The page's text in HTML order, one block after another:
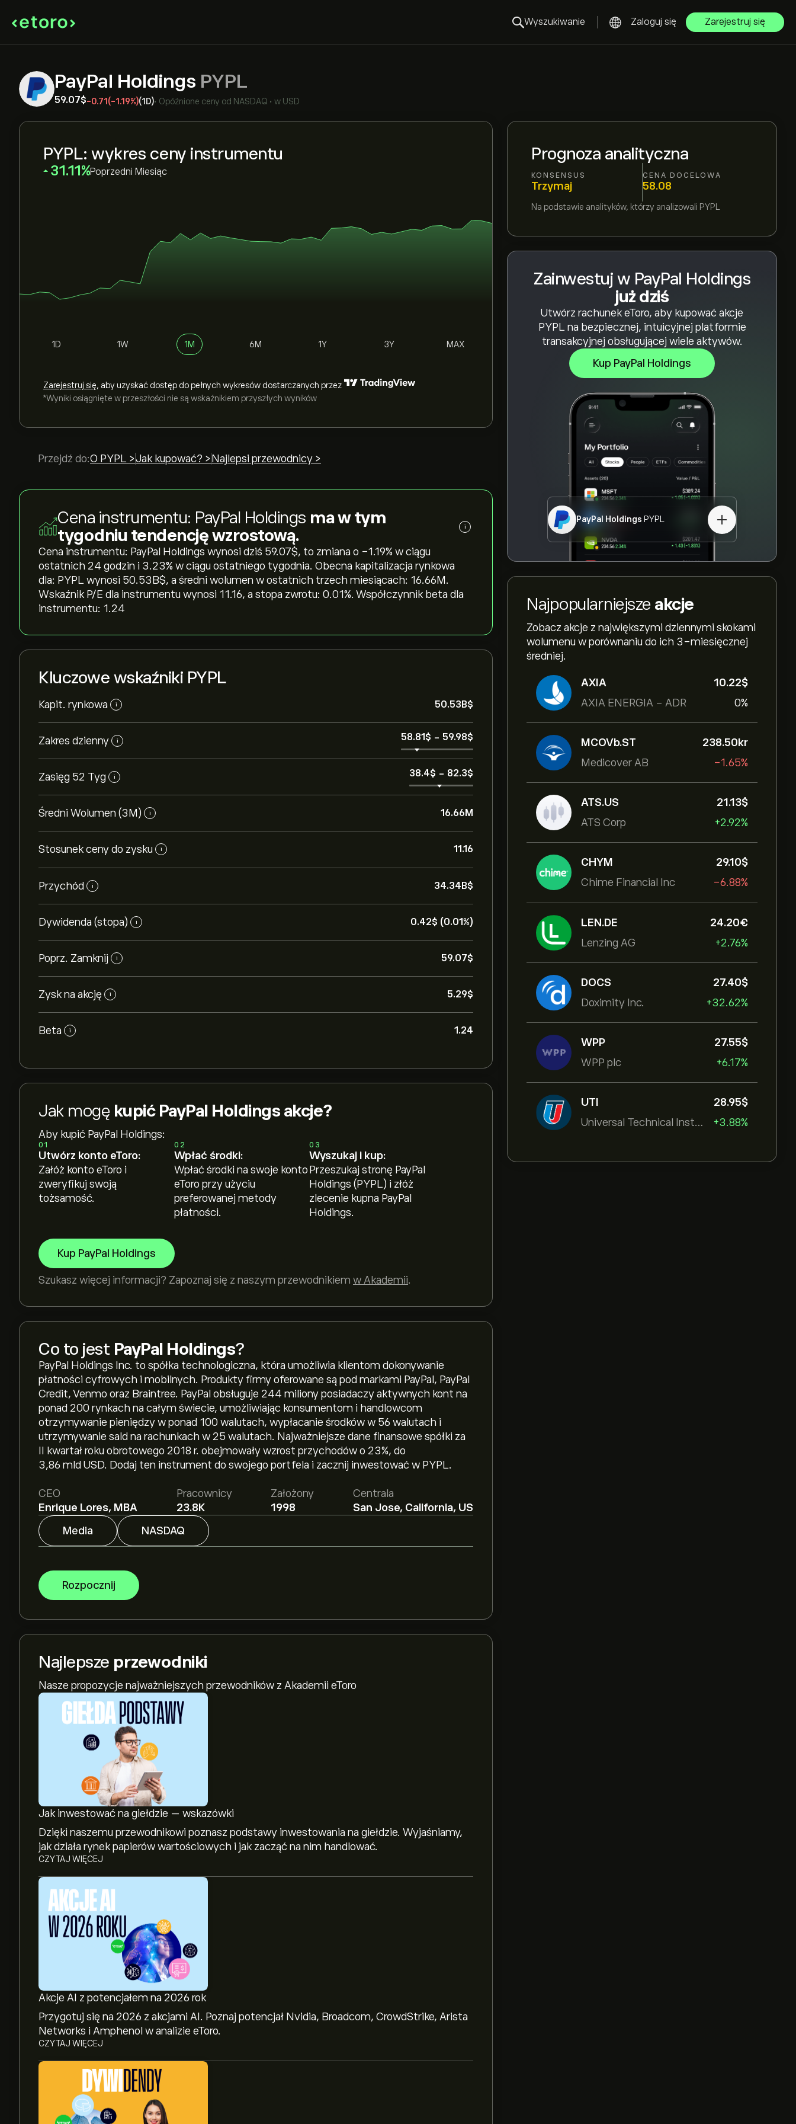
Wyszukiwanie Zaloguj się Zarejestruj się
PayPal Holdings PYPL
59.07‎$‎-0.71 (-1.19%)(1D)• Opóźnione ceny od NASDAQ • w USD
Prognoza analityczna
KONSENSUS
Trzymaj
CENA DOCELOWA
58.08
Na podstawie analityków, którzy analizowali PYPL
Zainwestuj w PayPal Holdings
już dziś
Utwórz rachunek eToro, aby kupować akcje
PYPL na bezpiecznej, intuicyjnej platformie
transakcyjnej obsługującej wiele aktywów.
Kup PayPal Holdings
PayPal Holdings PYPL
Najpopularniejsze akcje
Zobacz akcje z największymi dziennymi skokami
wolumenu w porównaniu do ich 3-miesięcznej
średniej.
AXIA
AXIA ENERGIA - ADR
10.22‎$‎
0%
MCOVb.ST
Medicover AB
238.50‎kr‎
-1.65%
ATS.US
ATS Corp
21.13‎$‎
+2.92%
CHYM
Chime Financial Inc
29.10‎$‎
-6.88%
LEN.DE
Lenzing AG
24.20‎€‎
+2.76%
DOCS
Doximity Inc.
27.40‎$‎
+32.62%
WPP
WPP plc
27.55‎$‎
+6.17%
UTI
Universal Technical Institut
28.95‎$‎
+3.88%
PYPL: wykres ceny instrumentu
‎31.11‎ Poprzedni Miesiąc
1D 1W 1M 6M 1Y 3Y MAX
Zarejestruj się, aby uzyskać dostęp do pełnych wykresów dostarczanych przez
*Wyniki osiągnięte w przeszłości nie są wskaźnikiem przyszłych wyników
Przejdź do:O PYPL >Jak kupować? > Najlepsi przewodnicy >
Cena instrumentu: PayPal Holdings ma w tym
tygodniu tendencję wzrostową.
i
Cena instrumentu: PayPal Holdings wynosi dziś 59.07‎$‎, to zmiana o ‎-1.19‎% w ciągu
ostatnich 24 godzin i ‎3.23‎% w ciągu ostatniego tygodnia. Obecna kapitalizacja rynkowa
dla: PYPL wynosi 50.53B‎$‎, a średni wolumen w ostatnich trzech miesiącach: 16.66M.
Wskaźnik P/E dla instrumentu wynosi 11.16, a stopa zwrotu: 0.01%. Współczynnik beta dla
instrumentu: 1.24
Kluczowe wskaźniki PYPL
Kapit. rynkowa i 50.53B‎$‎
Zakres dzienny i 58.81‎$‎ - 59.98‎$‎
Zasięg 52 Tyg i 38.4‎$‎ - 82.3‎$‎
Średni Wolumen (3M) i 16.66M
Stosunek ceny do zysku i 11.16
Przychód i 34.34B‎$‎
Dywidenda (stopa) i 0.42‎$‎ (0.01%)
Poprz. Zamknij i 59.07‎$‎
Zysk na akcję i 5.29‎$‎
Beta i 1.24
Jak mogę kupić PayPal Holdings akcje?
Aby kupić PayPal Holdings:
01
Utwórz konto eToro:
Załóż konto eToro i
zweryfikuj swoją
tożsamość.
02
Wpłać środki:
Wpłać środki na swoje konto
eToro przy użyciu
preferowanej metody
płatności.
03
Wyszukaj i kup:
Przeszukaj stronę PayPal
Holdings (PYPL) i złóż
zlecenie kupna PayPal
Holdings.
Kup PayPal Holdings
Szukasz więcej informacji? Zapoznaj się z naszym przewodnikiem w Akademii.
Co to jest PayPal Holdings?
PayPal Holdings Inc. to spółka technologiczna, która umożliwia klientom dokonywanie
płatności cyfrowych i mobilnych. Produkty firmy oferowane są pod markami PayPal, PayPal
Credit, Venmo oraz Braintree. PayPal obsługuje 244 miliony posiadaczy aktywnych kont na
ponad 200 rynkach na całym świecie, umożliwiając konsumentom i handlowcom
otrzymywanie pieniędzy w ponad 100 walutach, wypłacanie środków w 56 walutach i
utrzymywanie sald na rachunkach w 25 walutach. Najważniejsze dane finansowe spółki za
II kwartał roku obrotowego 2018 r. obejmowały wzrost przychodów o 23%, do
3,86 mld USD. Dodaj ten instrument do swojego portfela i zacznij inwestować w PYPL.
CEO
Enrique Lores, MBA
Pracownicy
23.8K
Założony
1998
Centrala
San Jose, California, US
Media
NASDAQ
Rozpocznij
Najlepsze przewodniki
Nasze propozycje najważniejszych przewodników z Akademii eToro
Jak inwestować na giełdzie — wskazówki
Dzięki naszemu przewodnikowi poznasz podstawy inwestowania na giełdzie. Wyjaśniamy,
jak działa rynek papierów wartościowych i jak zacząć na nim handlować.
CZYTAJ WIĘCEJ
Akcje AI z potencjałem na 2026 rok
Przygotuj się na 2026 z akcjami AI. Poznaj potencjał Nvidia, Broadcom, CrowdStrike, Arista
Networks i Amphenol w analizie eToro.
CZYTAJ WIĘCEJ
Aktualna cena instrumentu: PYPL wynosi 59.07‎$‎.